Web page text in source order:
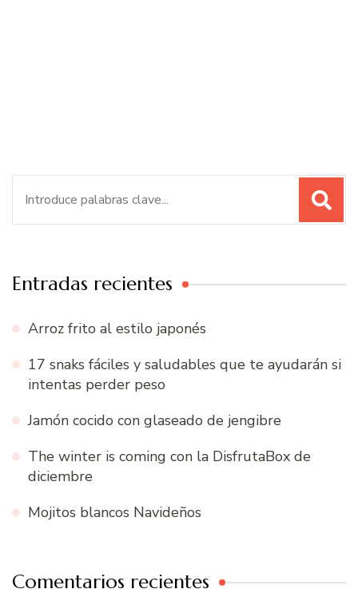
Entradas recientes
Arroz frito al estilo japonés
17 snaks fáciles y saludables que te ayudarán si
intentas perder peso
Jamón cocido con glaseado de jengibre
The winter is coming con la DisfrutaBox de
diciembre
Mojitos blancos Navideños
Comentarios recientes